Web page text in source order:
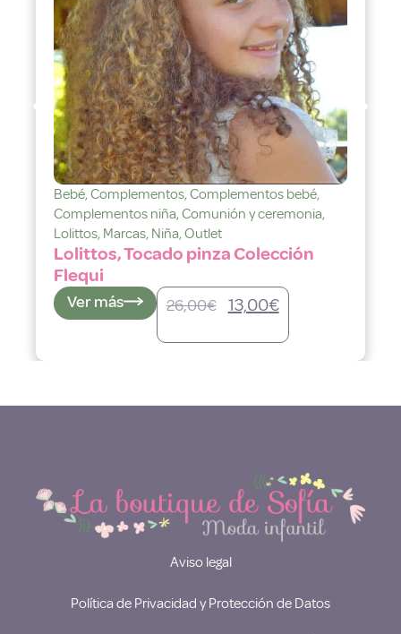
Complementos,Complementos bebé,
niña,Comunión y ceremonia,
Marcas,Niña,Outlet
Tocado pinza Colección
Ver más 26,00 € 13,00€
Aviso legal
Política de Privacidad y Protección de Datos